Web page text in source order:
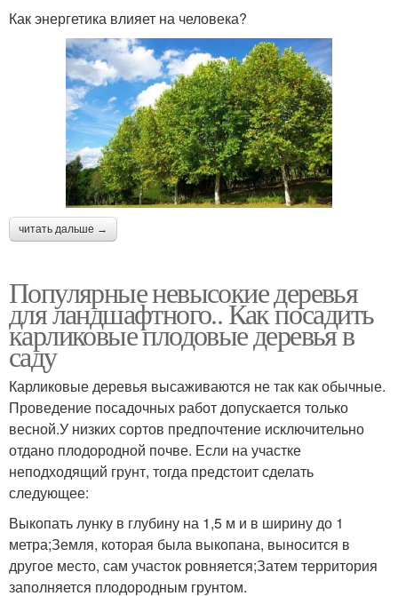
Как энергетика влияет на человека?
читать дальше →
Популярные невысокие деревья
для ландшафтного.. Как посадить
карликовые плодовые деревья в
саду
Карликовые деревья высаживаются не так как обычные.
Проведение посадочных работ допускается только
весной.У низких сортов предпочтение исключительно
отдано плодородной почве. Если на участке
неподходящий грунт, тогда предстоит сделать
следующее:
Выкопать лунку в глубину на 1,5 м и в ширину до 1
метра;Земля, которая была выкопана, выносится в
другое место, сам участок ровняется;Затем территория
заполняется плодородным грунтом.